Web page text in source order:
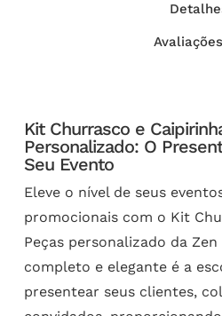
Kit Churrasco e
Personalizado: O
Seu Evento
Eleve o nível de seus
promocionais com o Kit
Peças personalizado da
completo e elegante é a
presentear seus clientes,